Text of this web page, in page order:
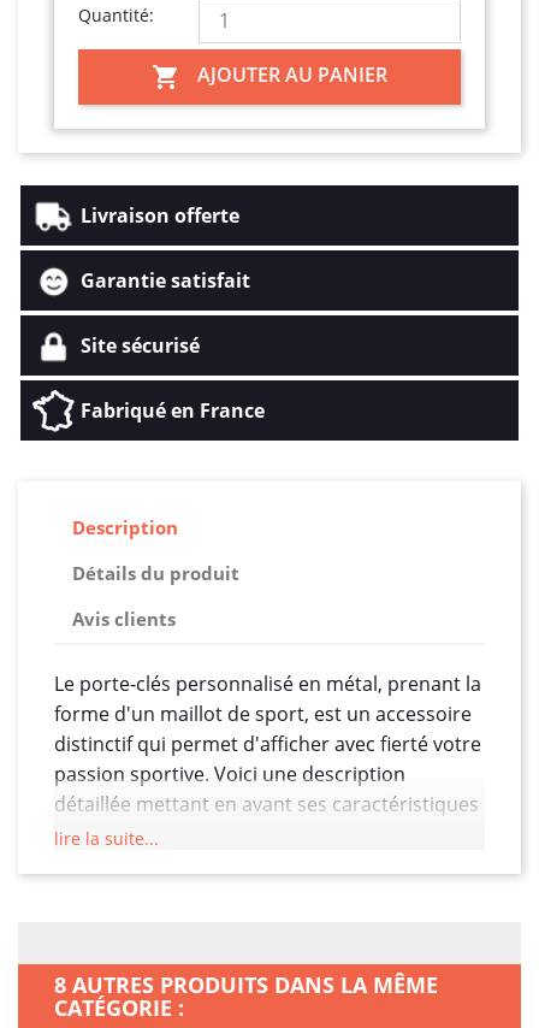
Quantité:
 AJOUTER AU PANIER
Livraison offerte
Garantie satisfait
Site sécurisé
Fabriqué en France
Description
Détails du produit
Avis clients
Le porte-clés personnalisé en métal, prenant la
forme d'un maillot de sport, est un accessoire
distinctif qui permet d'afficher avec fierté votre
passion sportive. Voici une description
détaillée mettant en avant ses caractéristiques
distinctives :
Design Maillot de Sport :Ce porte-clés
personnalisée à votre trousse de clés.
Cette forme distincte évoque l'esprit
lire la suite...
8 AUTRES PRODUITS DANS LA MÊME
CATÉGORIE :